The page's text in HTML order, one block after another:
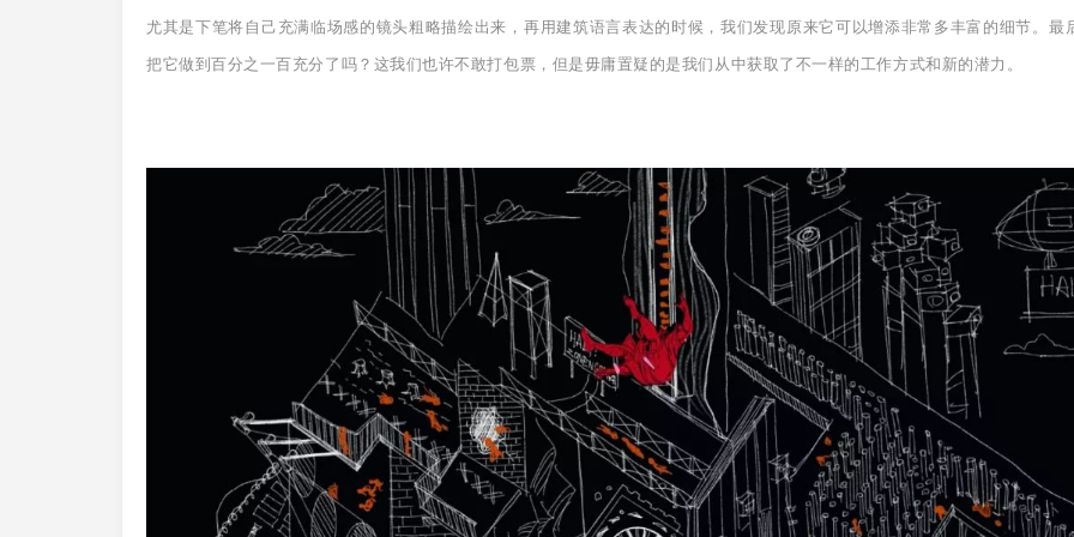
尤其是下笔将自己充满临场感的镜头粗略描绘出来，再用建筑语言表达的时候，我们发现原来它可以增添非常多丰富的细节。最
把它做到百分之一百充分了吗？这我们也许不敢打包票，但是毋庸置疑的是我们从中获取了不一样的工作方式和新的潜力。